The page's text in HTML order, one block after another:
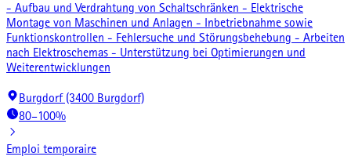
- Aufbau und Verdrahtung von Schaltschränken - Elektrische
Montage von Maschinen und Anlagen - Inbetriebnahme sowie
Funktionskontrollen - Fehlersuche und Störungsbehebung - Arbeiten
nach Elektroschemas - Unterstützung bei Optimierungen und
Weiterentwicklungen
Burgdorf (3400 Burgdorf)
80–100%
Emploi temporaire